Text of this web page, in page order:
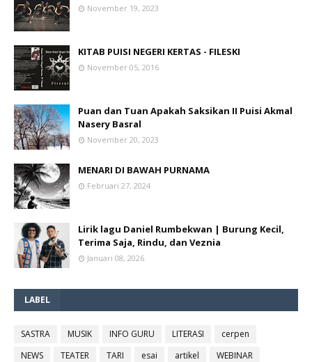
November 19, 2023
KITAB PUISI NEGERI KERTAS - FILESKI
November 05, 2016
Puan dan Tuan Apakah Saksikan II Puisi Akmal
Nasery Basral
November 20, 2023
MENARI DI BAWAH PURNAMA
Februari 27, 2024
Lirik lagu Daniel Rumbekwan | Burung Kecil,
Terima Saja, Rindu, dan Veznia
Januari 08, 2026
LABEL
SASTRA MUSIK INFO GURU LITERASI
cerpen
NEWS
TEATER TARI esai artikel WEBINAR